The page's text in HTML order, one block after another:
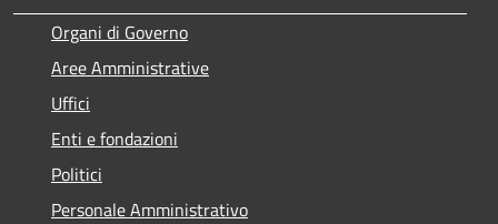
Organi di Governo
Aree Amministrative
Uffici
Enti e fondazioni
Politici
Personale Amministrativo